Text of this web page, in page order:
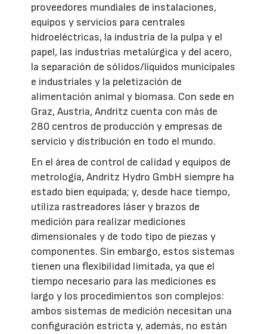
proveedores mundiales de instalaciones,
equipos y servicios para centrales
hidroeléctricas, la industria de la pulpa y el
papel, las industrias metalúrgica y del acero,
la separación de sólidos/líquidos municipales
e industriales y la peletización de
alimentación animal y biomasa. Con sede en
Graz, Austria, Andritz cuenta con más de
280 centros de producción y empresas de
servicio y distribución en todo el mundo.
En el área de control de calidad y equipos de
metrología, Andritz Hydro GmbH siempre ha
estado bien equipada; y, desde hace tiempo,
utiliza rastreadores láser y brazos de
medición para realizar mediciones
dimensionales y de todo tipo de piezas y
componentes. Sin embargo, estos sistemas
tienen una flexibilidad limitada, ya que el
tiempo necesario para las mediciones es
largo y los procedimientos son complejos:
ambos sistemas de medición necesitan una
configuración estricta y, además, no están